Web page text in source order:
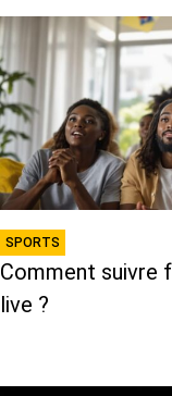
SPORTS
Comment suivre
live ?